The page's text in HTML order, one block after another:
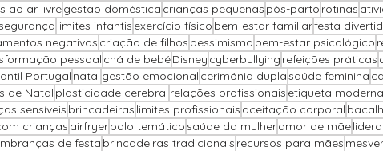
ao ar livregestão doméstica crianças pequenas pós-parto rotinas
limites infantis exercício físico bem-estar familiarfesta
negativos criação de filhos pessimismo bem-estar psicológico
pessoal chá de bebéDisney cyberbullying refeições práticas
Portugal natal gestão emocional cerimónia duplasaúde feminina
de Natal plasticidade cerebral relações profissionais etiqueta moderna
sensíveis brincadeiras limites profissionais aceitação corporal
crianças airfryerbolo temáticosaúde da mulheramor de mãe
de festa brincadeiras tradicionais recursos para mães